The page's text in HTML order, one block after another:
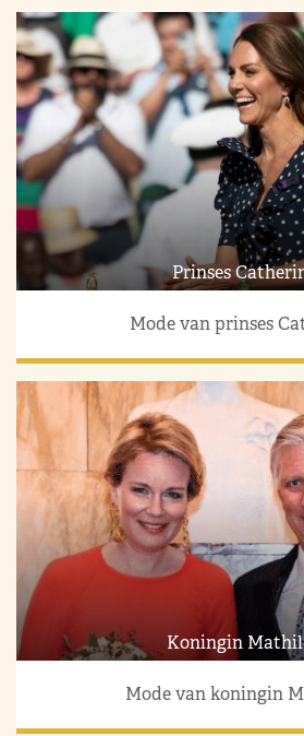
Prinses
Mode van prinses
Koningin
Mode van koningin